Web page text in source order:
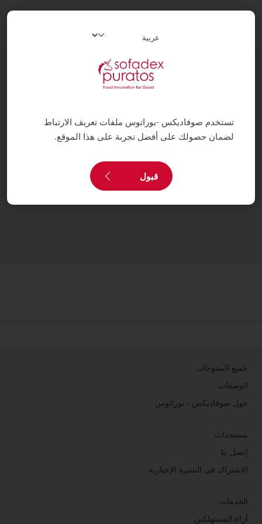
الخبازة
الفئات
تستخدم صوفاديكس -بوراتوس ملفات تعريف الارتباط
لضمان حصولك على أفضل تجربة على هذا الموقع.
قبول
جميع المنتوجات
الوصفات
حول صوفاديكس - بوراتوس
مستجدات
إتصل بنا
الاشتراك في النشرة الإخبارية
الخدمات
آراء المستهلكين